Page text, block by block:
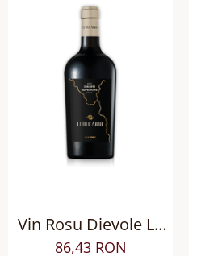
Vin Rosu Dievole Le
Due Arbie Chianti
86,43 RON